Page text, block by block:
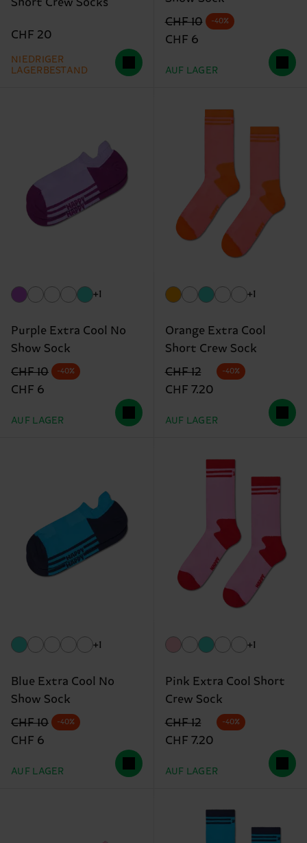
Short Crew Socks
CHF 20
NIEDRIGER
LAGERBESTAND
Originalpreis
CHF 10
Reduzierter Preis
CHF 6
-40%
AUF LAGER
+1
Purple Extra Cool No
Show Sock
Originalpreis
CHF 10
Reduzierter Preis
CHF 6
-40%
AUF LAGER
+1
Orange Extra Cool
Short Crew Sock
Originalpreis
CHF 12
Reduzierter Preis
CHF 7.20
-40%
AUF LAGER
+1
Blue Extra Cool No
Show Sock
Originalpreis
CHF 10
Reduzierter Preis
CHF 6
-40%
AUF LAGER
+1
Pink Extra Cool Short
Crew Sock
Originalpreis
CHF 12
Reduzierter Preis
CHF 7.20
-40%
AUF LAGER